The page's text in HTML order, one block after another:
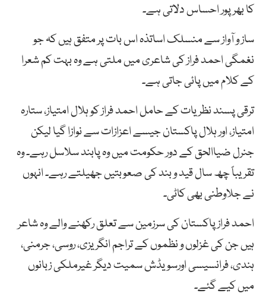
کا بھرپور احساس دلاتی ہے۔
ساز و آواز سے منسلک اساتذہ اس بات پر متفق ہیں کہ جو
نغمگی احمد فراز کی شاعری میں ملتی ہے وہ بہت کم شعرا
کے کلام میں پائی جاتی ہے۔
ترقی پسند نظریات کے حامل احمد فراز کو ہلال امتیاز، ستارہ
امتیاز، اور ہلال پاکستان جیسے اعزازات سے نوازا گیا لیکن
جنرل ضیاالحق کے دور حکومت میں وہ پابند سلاسل رہے۔ وہ
تقریباً چھ سال قید و بند کی صعوبتیں جھیلتے رہے۔ انہوں
نے جلاوطنی بھی کاٹی۔
احمد فراز پاکستان کی سرزمین سے تعلق رکھنے والے وہ شاعر
ہیں جن کی غزلوں و نظموں کے تراجم انگریزی، روسی، جرمنی،
ہندی، فرانسیسی اورسویڈش سمیت دیگر غیرملکی زبانوں
میں کیے گئے۔